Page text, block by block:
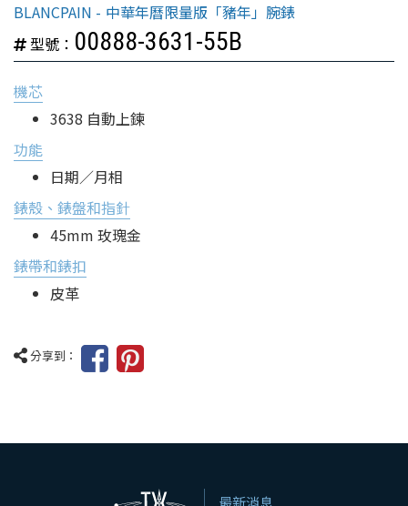
BLANCPAIN
中華年曆限量版「豬年」腕錶
型號： 00888-3631-55B
機芯
3638 自動上鍊
功能
日期／月相
錶殼、錶盤和指針
45mm 玫瑰金
錶帶和錶扣
皮革
分享到：
最新消息